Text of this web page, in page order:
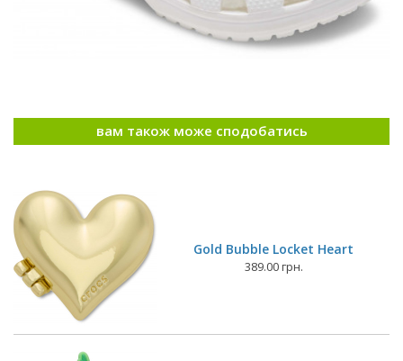
вам також може сподобатись
Gold Bubble Locket Heart
389.00 грн.